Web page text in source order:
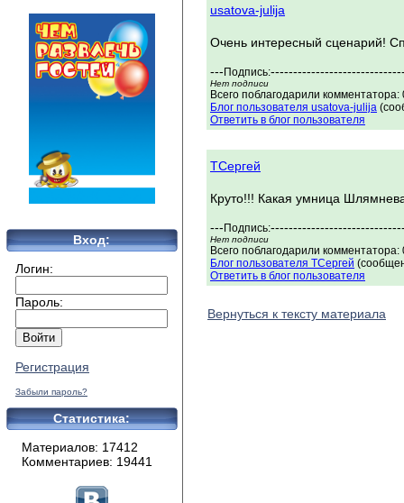
Вход:
Логин:
Пароль:
Регистрация
Забыли пароль?
Статистика:
Материалов: 17412
Комментариев: 19441
usatova-julija
Очень интересный сценарий!
--- Подпись:
Нет подписи
Всего поблагодарили
Блог пользователя usatova-julija
Ответить в блог пользователя
ТСергей
Круто!!! Какая умница
--- Подпись:
Нет подписи
Всего поблагодарили
Блог пользователя ТСергей
Ответить в блог пользователя
Вернуться к тексту материала